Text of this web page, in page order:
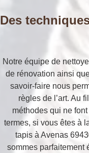
Des
Notre équipe de
de rénovation ainsi
savoir-faire nous
règles de l’art. Au
méthodes qui ne
termes, si vous êtes à
tapis à Avenas
sommes parfaitement